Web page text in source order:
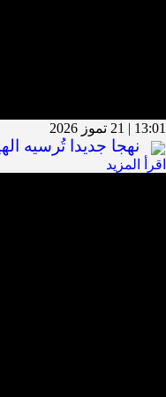
13:01 | 21 تموز 2026
نهجا جديدا تُرسيه
اقرأ المزيد